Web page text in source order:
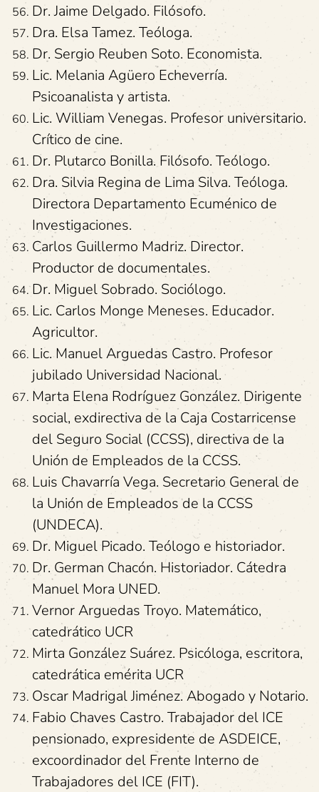
Dr. Jaime Delgado. Filósofo.
Dra. Elsa Tamez. Teóloga.
Dr. Sergio Reuben Soto. Economista.
Lic. Melania Agüero Echeverría.
Psicoanalista y artista.
Lic. William Venegas. Profesor universitario.
Crítico de cine.
Dr. Plutarco Bonilla. Filósofo. Teólogo.
Dra. Silvia Regina de Lima Silva. Teóloga.
Directora Departamento Ecuménico de
Investigaciones.
Carlos Guillermo Madriz. Director.
Productor de documentales.
Dr. Miguel Sobrado. Sociólogo.
Lic. Carlos Monge Meneses. Educador.
Agricultor.
Lic. Manuel Arguedas Castro. Profesor
jubilado Universidad Nacional.
Marta Elena Rodríguez González. Dirigente
social, exdirectiva de la Caja Costarricense
del Seguro Social (CCSS), directiva de la
Unión de Empleados de la CCSS.
Luis Chavarría Vega. Secretario General de
la Unión de Empleados de la CCSS
(UNDECA).
Dr. Miguel Picado. Teólogo e historiador.
Dr. German Chacón. Historiador. Cátedra
Manuel Mora UNED.
Vernor Arguedas Troyo. Matemático,
catedrático UCR
Mirta González Suárez. Psicóloga, escritora,
catedrática emérita UCR
Oscar Madrigal Jiménez. Abogado y Notario.
Fabio Chaves Castro. Trabajador del ICE
pensionado, expresidente de ASDEICE,
excoordinador del Frente Interno de
Trabajadores del ICE (FIT).